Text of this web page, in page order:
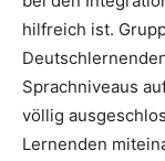
hilfreich ist.
Sprachniveaus
völlig
Lernenden